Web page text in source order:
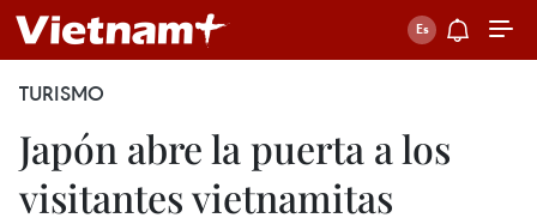
TURISMO
Japón abre la puerta a los
visitantes vietnamitas